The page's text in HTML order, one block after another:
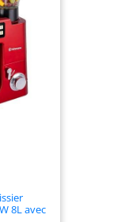
8L avec